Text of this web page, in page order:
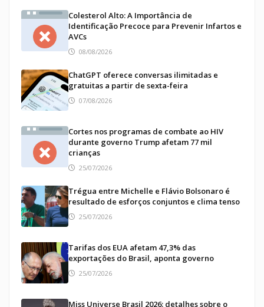
Colesterol Alto: A Importância de
Identificação Precoce para Prevenir Infartos e
AVCs
08/08/2026
ChatGPT oferece conversas ilimitadas e
gratuitas a partir de sexta-feira
07/08/2026
Cortes nos programas de combate ao HIV
durante governo Trump afetam 77 mil
crianças
25/07/2026
Trégua entre Michelle e Flávio Bolsonaro é
resultado de esforços conjuntos e clima tenso
25/07/2026
Tarifas dos EUA afetam 47,3% das
exportações do Brasil, aponta governo
25/07/2026
Miss Universe Brasil 2026: detalhes sobre o